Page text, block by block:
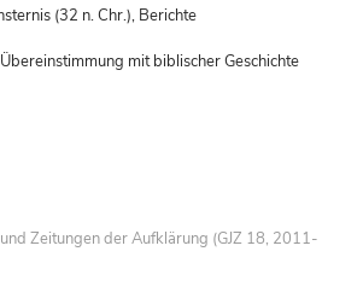
(32 n. Chr.), Berichte
mit biblischer Geschichte
Zeitungen der Aufklärung (GJZ 18, 2011-